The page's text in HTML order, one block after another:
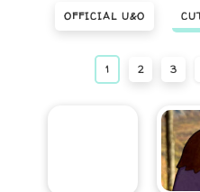
OFFICIAL U&O
1 2 3